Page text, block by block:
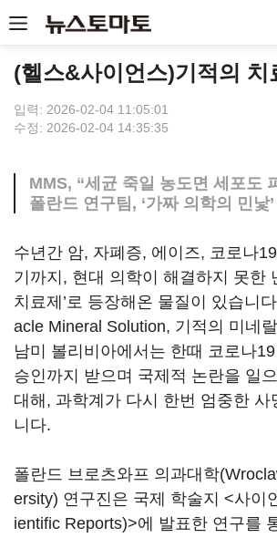
(헬스&사이언스)기적의 치
입력: 2026-02-04 11:05:01
수정: 2026-02-04 14:35:35
MMS, “세균 죽일 농도면 세포도
폴란드 연구팀, ‘가짜 의학의 민낯
수년간 암, 자폐증, 에이즈, 코로나
기까지, 현대 의학이 해결하지 못한
치료제’로 등장해온 물질이 있습니
acle Mineral Solution, 기적의 미네
남미 볼리비아에서는 한때 코로나
승인까지 받으며 국제적 논란을 일
대해, 과학계가 다시 한번 엄중한 사
니다.
폴란드 브로츠와프 의과대학
ersity) 연구진은 국제 학술지 <사이
ientific Reports)>에 발표한 연구를